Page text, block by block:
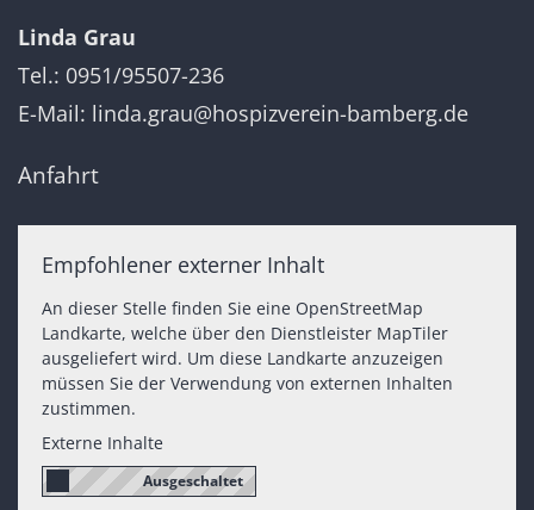
Linda Grau
Tel.: 0951/95507-236
E-Mail: linda.grau@hospizverein-bamberg.de
Anfahrt
Empfohlener externer Inhalt
An dieser Stelle finden Sie eine OpenStreetMap
Landkarte, welche über den Dienstleister MapTiler
ausgeliefert wird. Um diese Landkarte anzuzeigen
müssen Sie der Verwendung von externen Inhalten
zustimmen.
Externe Inhalte